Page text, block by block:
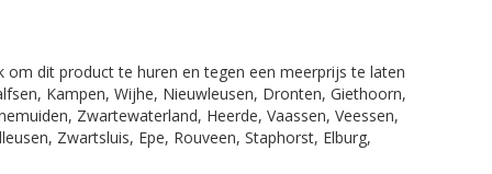
dit product te huren en tegen een meerprijs te laten
Kampen, Wijhe, Nieuwleusen, Dronten, Giethoorn,
Zwartewaterland, Heerde, Vaassen, Veessen,
Zwartsluis, Epe, Rouveen, Staphorst, Elburg,